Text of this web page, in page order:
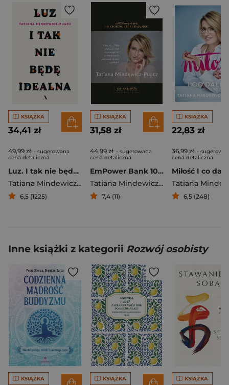
KSIĄŻKA
34,41 zł
49,99 zł - sugerowana
cena detaliczna
Luz. I tak nie będę idealna
Tatiana Mindewicz-Puacz
6,5 (1225)
KSIĄŻKA
31,58 zł
44,99 zł - sugerowana
cena detaliczna
EmPower Bank 10 kroków które dają moc
Tatiana Mindewicz-Puacz
7,4 (11)
KSIĄŻKA
22,83 zł
36,99 zł -
cena detaliczna
Miłość I co
6,5 (248)
Inne książki z kategorii Rozwój osobisty
KSIĄŻKA KSIĄŻKA KSIĄŻKA